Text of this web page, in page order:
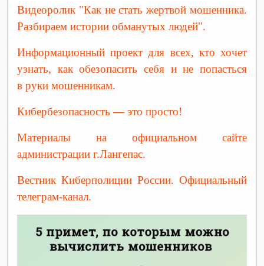
Видеоролик "Как не стать жертвой мошенника.
Разбираем истории обманутых людей".
Информационный проект для всех, кто хочет
узнать, как обезопасить себя и не попасться
в руки мошенникам.
Кибербезопасность — это просто!
Материалы на официальном сайте
администрации г.Лангепас.
Вестник Киберполиции России. Официальный
телеграм-канал.